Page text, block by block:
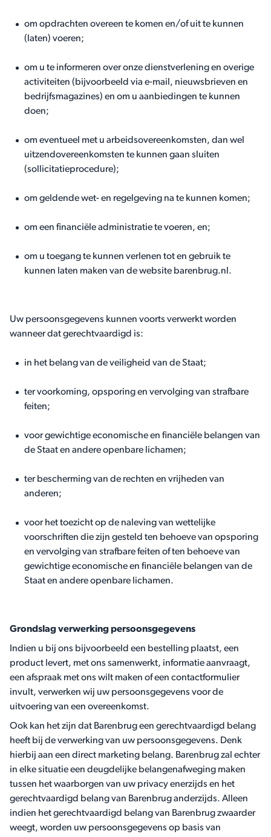
om opdrachten overeen te komen en/of uit te kunnen
(laten) voeren;
om u te informeren over onze dienstverlening en overige
activiteiten (bijvoorbeeld via e-mail, nieuwsbrieven en
bedrijfsmagazines) en om u aanbiedingen te kunnen
doen;
om eventueel met u arbeidsovereenkomsten, dan wel
uitzendovereenkomsten te kunnen gaan sluiten
(sollicitatieprocedure);
om geldende wet- en regelgeving na te kunnen komen;
om een financiële administratie te voeren, en;
om u toegang te kunnen verlenen tot en gebruik te
kunnen laten maken van de website barenbrug.nl.
Uw persoonsgegevens kunnen voorts verwerkt worden
wanneer dat gerechtvaardigd is:
in het belang van de veiligheid van de Staat;
ter voorkoming, opsporing en vervolging van strafbare
feiten;
voor gewichtige economische en financiële belangen van
de Staat en andere openbare lichamen;
ter bescherming van de rechten en vrijheden van
anderen;
voor het toezicht op de naleving van wettelijke
voorschriften die zijn gesteld ten behoeve van opsporing
en vervolging van strafbare feiten of ten behoeve van
gewichtige economische en financiële belangen van de
Staat en andere openbare lichamen.
Grondslag verwerking persoonsgegevens
Indien u bij ons bijvoorbeeld een bestelling plaatst, een
product levert, met ons samenwerkt, informatie aanvraagt,
een afspraak met ons wilt maken of een contactformulier
invult, verwerken wij uw persoonsgegevens voor de
uitvoering van een overeenkomst.
Ook kan het zijn dat Barenbrug een gerechtvaardigd belang
heeft bij de verwerking van uw persoonsgegevens. Denk
hierbij aan een direct marketing belang. Barenbrug zal echter
in elke situatie een deugdelijke belangenafweging maken
tussen het waarborgen van uw privacy enerzijds en het
gerechtvaardigd belang van Barenbrug anderzijds. Alleen
indien het gerechtvaardigd belang van Barenbrug zwaarder
weegt, worden uw persoonsgegevens op basis van